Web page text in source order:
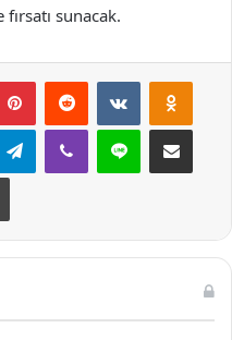
sunacak.
PinterestReddit VKontakte
TelegramViber Line E-Posta ile
Yazdır